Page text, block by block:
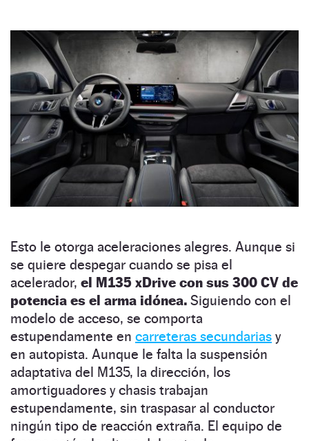
Esto le otorga aceleraciones alegres. Aunque si
se quiere despegar cuando se pisa el
acelerador, el M135 xDrive con sus 300 CV de
potencia es el arma idónea. Siguiendo con el
modelo de acceso, se comporta
estupendamente en carreteras secundarias y
en autopista. Aunque le falta la suspensión
adaptativa del M135, la dirección, los
amortiguadores y chasis trabajan
estupendamente, sin traspasar al conductor
ningún tipo de reacción extraña. El equipo de